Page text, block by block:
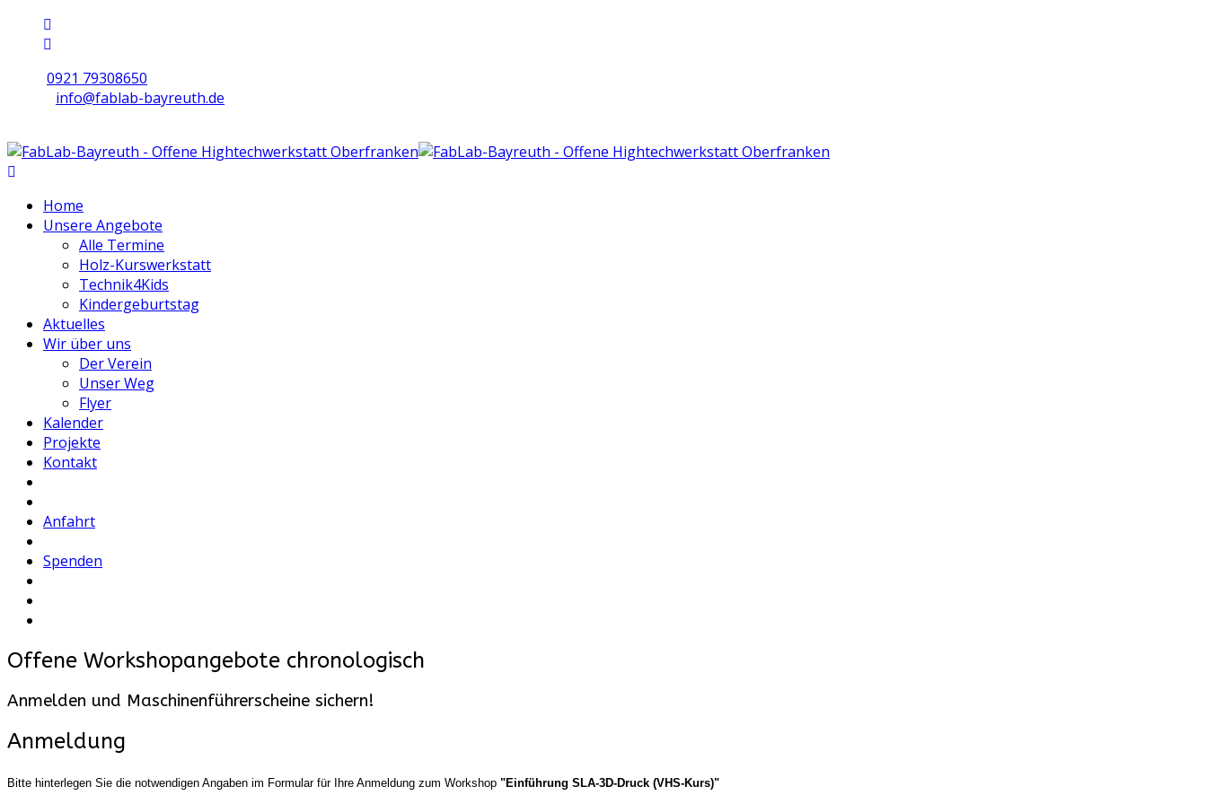
0921 79308650
info@fablab-bayreuth.de
Home
Unsere Angebote
Alle Termine
Holz-Kurswerkstatt
Technik4Kids
Kindergeburtstag
Aktuelles
Wir über uns
Der Verein
Unser Weg
Flyer
Kalender
Projekte
Kontakt
Anfahrt
Spenden
Offene Workshopangebote chronologisch
Anmelden und Maschinenführerscheine sichern!
Anmeldung
Bitte hinterlegen Sie die notwendigen Angaben im Formular für Ihre Anmeldung zum Workshop "Einführung SLA-3D-Druck (VHS-Kurs)"